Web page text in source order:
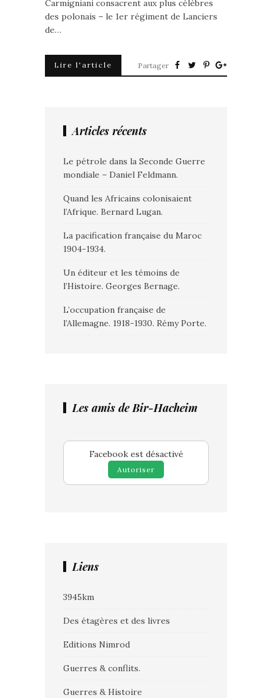
Carmigniani consacrent aux plus célèbres
des polonais – le 1er régiment de Lanciers
de…
Lire l'article Partager
Articles récents
Le pétrole dans la Seconde Guerre
mondiale – Daniel Feldmann.
Quand les Africains colonisaient
l’Afrique. Bernard Lugan.
La pacification française du Maroc
1904-1934.
Un éditeur et les témoins de
l’Histoire. Georges Bernage.
L’occupation française de
l’Allemagne. 1918-1930. Rémy Porte.
Les amis de Bir-Hacheim
Facebook est désactivé
Autoriser
Liens
3945km
Des étagères et des livres
Editions Nimrod
Guerres & conflits.
Guerres & Histoire